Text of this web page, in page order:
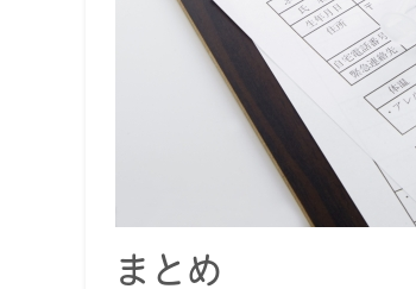
まとめ